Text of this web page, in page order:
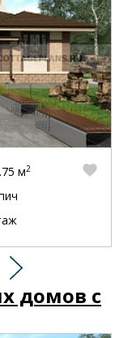
Следующий
м2
домов с